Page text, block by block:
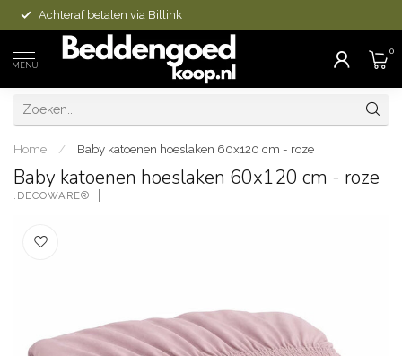
Achteraf betalen via Billink
MENU
0
Home / Baby katoenen hoeslaken 60x120 cm - roze
Baby katoenen hoeslaken 60x120 cm - roze
.DECOWARE®